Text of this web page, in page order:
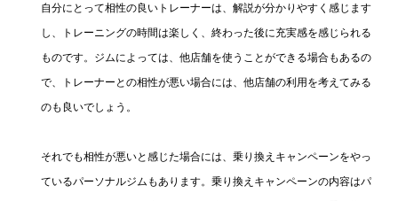
自分にとって相性の良いトレーナーは、解説が分かりやすく感じます
し、トレーニングの時間は楽しく、終わった後に充実感を感じられる
ものです。ジムによっては、他店舗を使うことができる場合もあるの
で、トレーナーとの相性が悪い場合には、他店舗の利用を考えてみる
のも良いでしょう。
それでも相性が悪いと感じた場合には、乗り換えキャンペーンをやっ
ているパーソナルジムもあります。乗り換えキャンペーンの内容はパ